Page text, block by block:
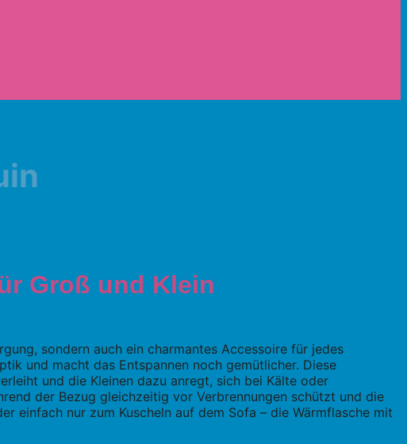
Groß und Klein
sondern auch ein charmantes Accessoire für jedes
und macht das Entspannen noch gemütlicher. Diese
und die Kleinen dazu anregt, sich bei Kälte oder
der Bezug gleichzeitig vor Verbrennungen schützt und die
einfach nur zum Kuscheln auf dem Sofa – die Wärmflasche mit